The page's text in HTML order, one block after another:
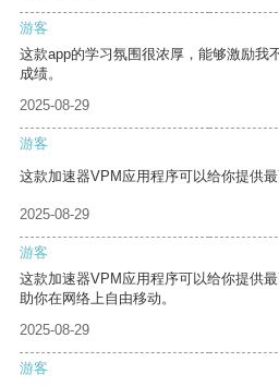
游客
这款app的学习氛围很浓厚，能够激励我
成绩。
2025-08-29
游客
这款加速器VPM应用程序可以给你提供最
2025-08-29
游客
这款加速器VPM应用程序可以给你提供
助你在网络上自由移动。
2025-08-29
游客